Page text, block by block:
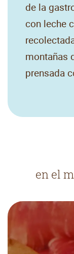
de la
con leche
montañas
prensada
en el